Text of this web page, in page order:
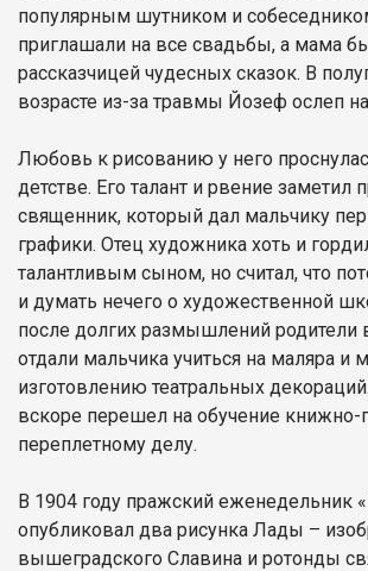
популярным шутником и
приглашали на все свадьбы, а мама
рассказчицей чудесных сказок. В
возрасте из-за травмы Йозеф ослеп
Любовь к рисованию у него
детстве. Его талант и рвение заметил
священник, который дал мальчику
графики. Отец художника хоть и
талантливым сыном, но считал, что
и думать нечего о художественной
после долгих размышлений родители
отдали мальчика учиться на маляра и
изготовлению театральных
вскоре перешел на обучение книжно-
переплетному делу.
В 1904 году пражский еженедельник
опубликовал два рисунка Лады –
вышеградского Славина и ротонды